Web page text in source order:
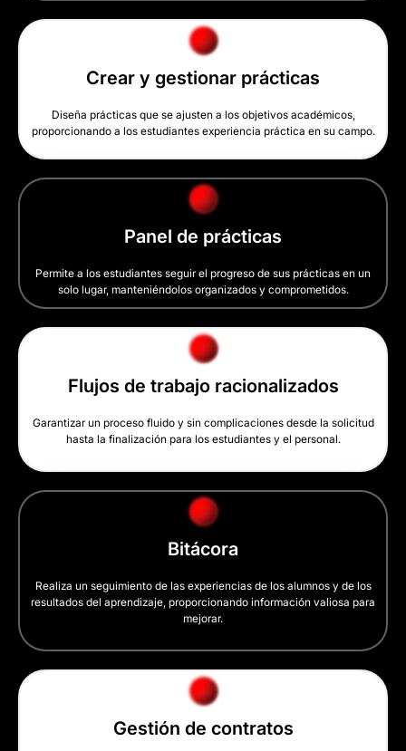
Crear y gestionar prácticas
Diseña prácticas que se ajusten a los objetivos académicos,
proporcionando a los estudiantes experiencia práctica en su campo.
Panel de prácticas
Permite a los estudiantes seguir el progreso de sus prácticas en un
solo lugar, manteniéndolos organizados y comprometidos.
Flujos de trabajo racionalizados
Garantizar un proceso fluido y sin complicaciones desde la solicitud
hasta la finalización para los estudiantes y el personal.
Bitácora
Realiza un seguimiento de las experiencias de los alumnos y de los
resultados del aprendizaje, proporcionando información valiosa para
mejorar.
Gestión de contratos